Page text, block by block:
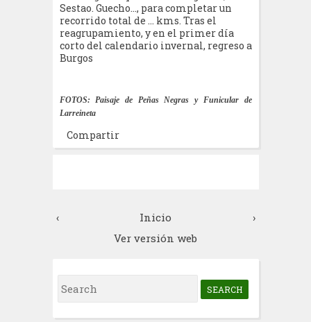
Sestao. Guecho…, para completar un
recorrido total de … kms. Tras el
reagrupamiento, y en el primer día
corto del calendario invernal, regreso a
Burgos
FOTOS: Paisaje de Peñas Negras y Funicular de
Larreineta
Compartir
‹ ›
Inicio
Ver versión web
S
e